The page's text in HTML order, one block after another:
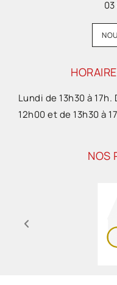
Lundi de 13h30 à
12h00 et de 13h30 à
NOS